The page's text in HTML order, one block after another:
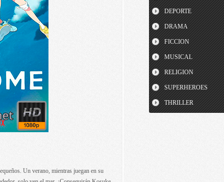
Un verano, mientras juegan en su
DEPORTE
DRAMA
FICCION
MUSICAL
RELIGION
SUPERHEROES
THRILLER